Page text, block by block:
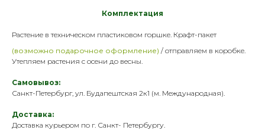
Комплектация
Растение в техническом пластиковом горшке. Крафт-пакет
(возможно подарочное оформление) / отправляем в коробке.
Утепляем растения с осени до весны.
Самовывоз:
Санкт-Петербург, ул. Будапештская 2к1 (м. Международная).
Доставка:
Доставка курьером по г. Санкт- Петербургу.